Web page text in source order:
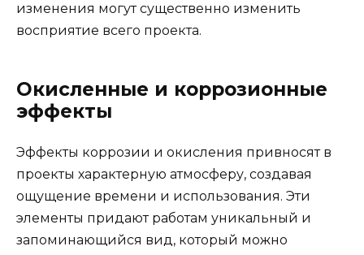
изменения могут существенно изменить
восприятие всего проекта.
Окисленные и коррозионные
эффекты
Эффекты коррозии и окисления привносят в
проекты характерную атмосферу, создавая
ощущение времени и использования. Эти
элементы придают работам уникальный и
запоминающийся вид, который можно